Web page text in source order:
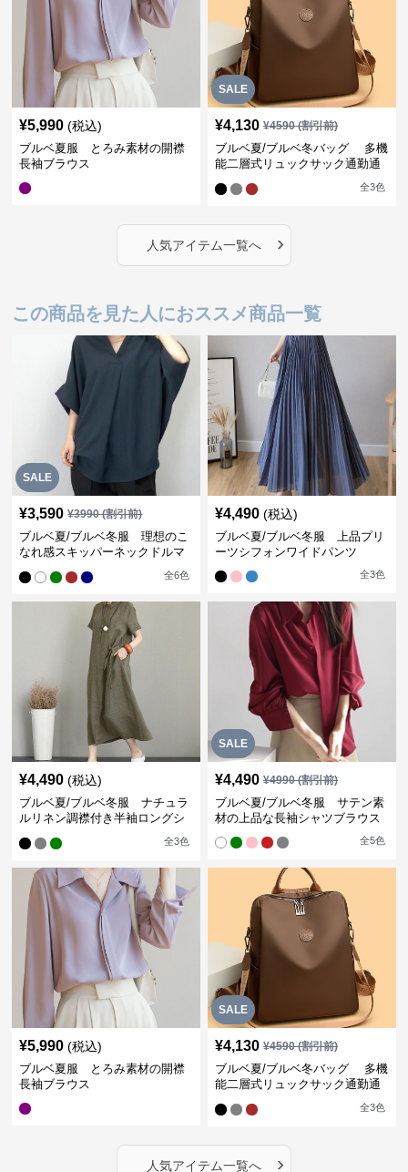
¥5,990 (税込)
ブルベ夏服 とろみ素材の開襟
長袖ブラウス
SALE
¥4,130 ¥4590(割引前)
ブルベ夏/ブルベ冬バッグ 多機
能二層式リュックサック通勤通
全3色
人気アイテム一覧へ ›
この商品を見た人におススメ商品一覧
SALE
¥3,590 ¥3990(割引前)
ブルベ夏/ブルベ冬服 理想のこ
なれ感スキッパーネックドルマ
全6色
¥4,490 (税込)
ブルベ夏/ブルベ冬服 上品プリ
ーツシフォンワイドパンツ
全3色
¥4,490 (税込)
ブルベ夏/ブルベ冬服 ナチュラ
ルリネン調襟付き半袖ロングシ
全3色
SALE
¥4,490 ¥4990(割引前)
ブルベ夏/ブルベ冬服 サテン素
材の上品な長袖シャツブラウス
全5色
¥5,990 (税込)
ブルベ夏服 とろみ素材の開襟
長袖ブラウス
SALE
¥4,130 ¥4590(割引前)
ブルベ夏/ブルベ冬バッグ 多機
能二層式リュックサック通勤通
全3色
人気アイテム一覧へ ›